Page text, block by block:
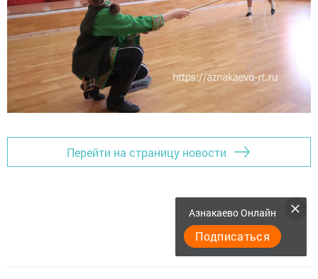
Перейти на страницу новости
Азнакаево Онлайн
Подписаться